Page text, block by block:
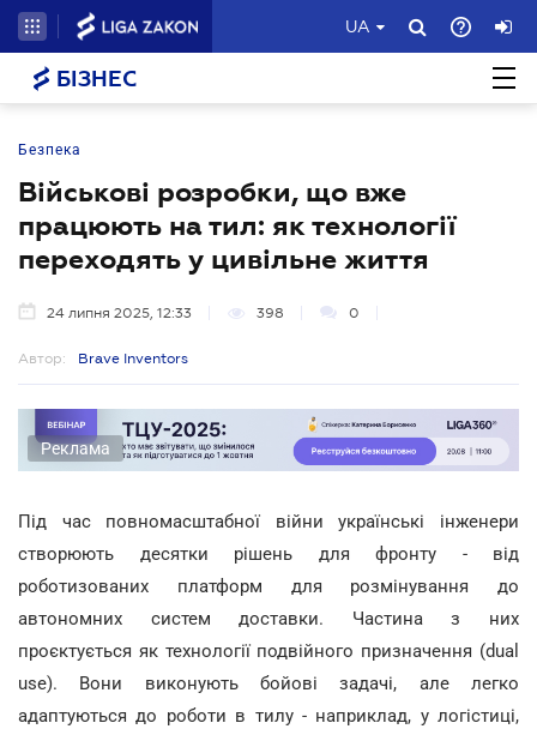
UA
БІЗНЕС
Безпека
Військові розробки, що вже
працюють на тил: як технології
переходять у цивільне життя
24 липня 2025, 12:33 398 0
Автор: Brave Inventors
Реклама
Під час повномасштабної війни українські інженери
створюють десятки рішень для фронту - від
роботизованих платформ для розмінування до
автономних систем доставки. Частина з них
проєктується як технології подвійного призначення (dual
use). Вони виконують бойові задачі, але легко
адаптуються до роботи в тилу - наприклад, у логістиці,